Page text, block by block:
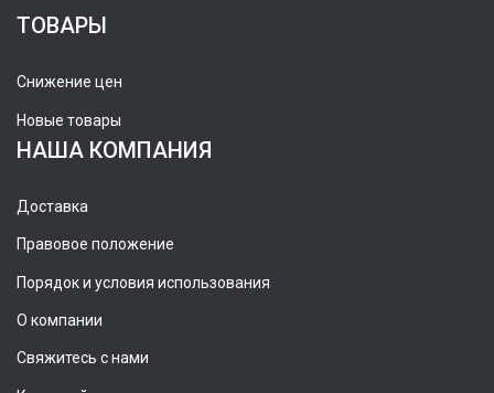
ТОВАРЫ
Снижение цен
Новые товары
НАША КОМПАНИЯ
Доставка
Правовое положение
Порядок и условия использования
О компании
Свяжитесь с нами